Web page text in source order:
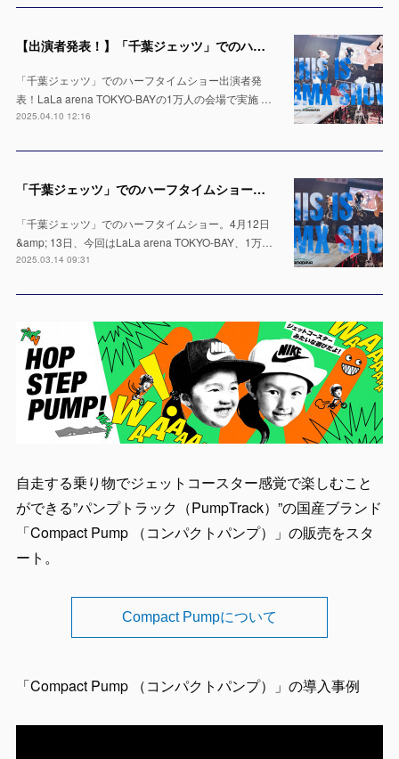
【出演者発表！】「千葉ジェッツ」でのハーフタイムショー LaLa arena TOKYO-BAYの1万人の会場で実施 ※4月12日 & 13日
「千葉ジェッツ」でのハーフタイムショー出演者発
表！LaLa arena TOKYO-BAYの1万人の会場で実施 …
2025.04.10 12:16
「千葉ジェッツ」でのハーフタイムショー出演決定！LaLa arena TOKYO-BAYの1万人の会場で実施 ※4月12日 & 13日
「千葉ジェッツ」でのハーフタイムショー。4月12日
&amp; 13日、今回はLaLa arena TOKYO-BAY、1万…
2025.03.14 09:31
自走する乗り物でジェットコースター感覚で楽しむこと
ができる”パンプトラック（PumpTrack）”の国産ブランド
「Compact Pump （コンパクトパンプ）」の販売をスタ
ート。
Compact Pumpについて
「Compact Pump （コンパクトパンプ）」の導入事例